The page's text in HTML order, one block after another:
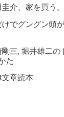
介、家を買う。
でグングン頭
三, 堀井雄二の
た
文章読本